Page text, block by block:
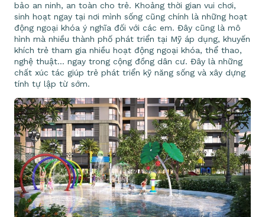
bảo an ninh, an toàn cho trẻ. Khoảng thời gian vui chơi,
sinh hoạt ngay tại nơi mình sống cũng chính là những hoạt
động ngoại khóa ý nghĩa đối với các em. Đây cũng là mô
hình mà nhiều thành phố phát triển tại Mỹ áp dụng, khuyến
khích trẻ tham gia nhiều hoạt động ngoại khóa, thể thao,
nghệ thuật… ngay trong cộng đồng dân cư. Đây là những
chất xúc tác giúp trẻ phát triển kỹ năng sống và xây dựng
tính tự lập từ sớm.